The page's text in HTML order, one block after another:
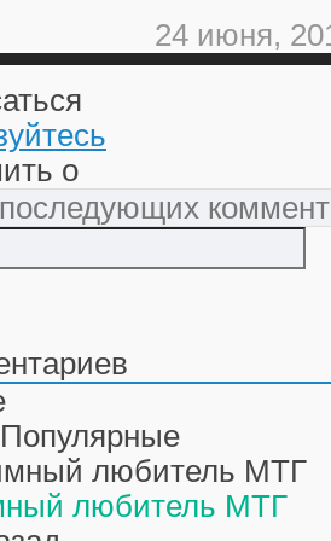
24 июня,
о
Популярные
любитель МТГ